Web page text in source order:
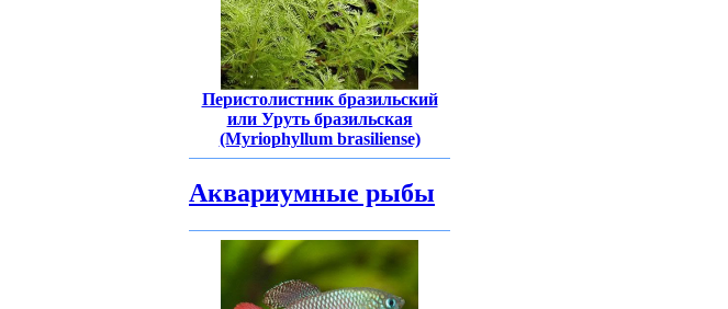
Перистолистник бразильский
или Уруть бразильская
(Myriophyllum brasiliense)
Аквариумные рыбы